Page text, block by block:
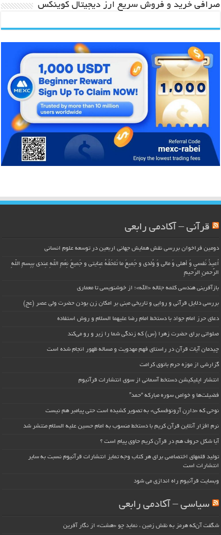
صرافی خرید و فروش سریع ارز دیجیتال کوینکس
قرآنی – آکادمی رابعی
دومین فراخوان بررسی نقش همایش جهانی اربعین در توسعه علوم انسانی
اُعیذُ نَفسی وَ أهلی وَ مالی وَ وُلدی و جَمیعَ ما تَلحَقُهُ عِنایتی و جَمیعَ نِعَمِ اللّهِ عِندی بِبِسمِ اللّهِ
الرَّحمنِ الرَّحیمِ
بازآفرینی هندسی کلمه جلاله «الله»؛ از خوشنویسی تا معماری
بررسی دلایل قرآنی و روایی و تاریخی مبنی بر امکان زن بودن حضرت ولی عصر (عج)
دعای حرز امام جواد با دستخط امام رضا علیهما السلام و روش استفاده
صلواتی برای حضرت زهرا (س) که زندگی شما را زیر و رو می‌کند
چیدمان آیات قرآن در راستای فهم مهدویت و مساله ظهور انجام شده است
گزارشی از موزه حرم بانوی کرامت
انتشار اپلیکیشن دستخط آسمانی از سوی انتشارات قرآنیوم
فضیلت‌ها و خواص سوره مبارکه “حمد”
نوحی که «دارِن آرونوفسکی» به تصویر کشیده است حتی پیامبر هم نیست
نرم افزار آنلاین قرآن کریم با دستخط منسوب به امام حسین علیه السلام منتشر شد
آیا شکل حروف هم در قرآن کریم حاوی پیام است ؟
تولید قلمهای اختصاصی برای هر کتاب وجه تمایز انتشارات قرآنیوم نسبت به سایر
انتشارات است
وبسایت قرآنیوم راه اندازی می شود
سیاسی – آکادمی رابعی
شگفت آن‌که هرمز به نقش زمین ، نماید چو «هشت» از نگار آفرین